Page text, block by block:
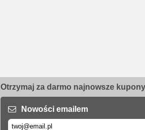
Otrzymaj za darmo najnowsze
Nowości emailem